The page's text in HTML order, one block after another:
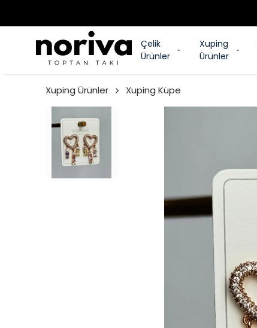
Çelik
Ürünler
Xuping
Ürünler
Xuping Ürünler Xuping Küpe